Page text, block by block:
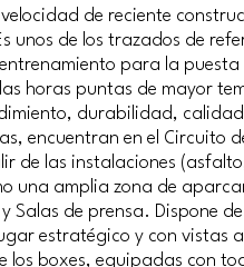
de reciente
unos de los trazados de
para la
horas puntas de mayor
durabilidad,
encuentran en el Circuito
de las instalaciones
una amplia zona de
Salas de prensa. Dispone
estratégico y con vistas
los boxes, equipadas con